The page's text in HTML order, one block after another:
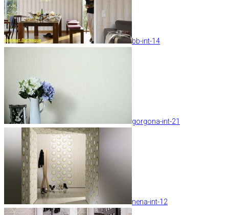
bb-int-14
gorgona-int-21
nena-int-12